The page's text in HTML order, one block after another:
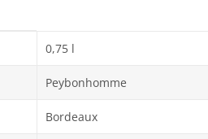
0,75 l
Peybonhomme
Bordeaux